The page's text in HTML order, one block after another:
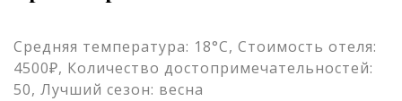
Средняя температура: 18°C, Стоимость отеля:
4500₽, Количество достопримечательностей:
50, Лучший сезон: весна